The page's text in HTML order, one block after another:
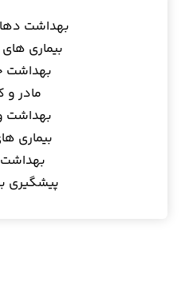
بهداشت
بیماری های
بهداشت
مادر
بهداشت
بیماری
پیشگیری